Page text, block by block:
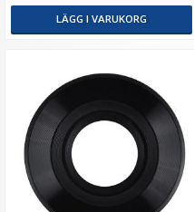
LÄGG I VARUKORG